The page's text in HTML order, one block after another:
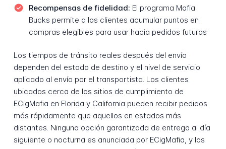
Recompensas de fidelidad: El programa Mafia
Bucks permite a los clientes acumular puntos en
compras elegibles para usar hacia pedidos futuros
Los tiempos de tránsito reales después del envío
dependen del estado de destino y el nivel de servicio
aplicado al envío por el transportista. Los clientes
ubicados cerca de los sitios de cumplimiento de
ECigMafia en Florida y California pueden recibir pedidos
más rápidamente que aquellos en estados más
distantes. Ninguna opción garantizada de entrega al día
siguiente o nocturna es anunciada por ECigMafia, y los